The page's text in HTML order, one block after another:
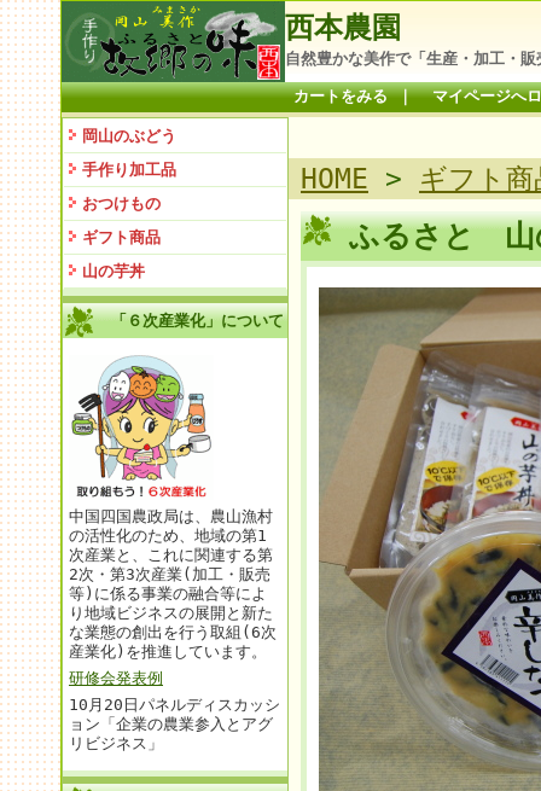
西本農園
自然豊かな美作で「生産・加工・
カートをみる｜ マイページへ
岡山のぶどう
手作り加工品
おつけもの
ギフト商品
山の芋丼
「６次産業化」について
中国四国農政局は、農山漁村
の活性化のため、地域の第1
次産業と、これに関連する第
2次・第3次産業(加工・販売
等)に係る事業の融合等によ
り地域ビジネスの展開と新た
な業態の創出を行う取組(6次
産業化)を推進しています。
研修会発表例
10月20日パネルディスカッシ
ョン「企業の農業参入とアグ
リビジネス」
HOME > ギフト商
ふるさと 山